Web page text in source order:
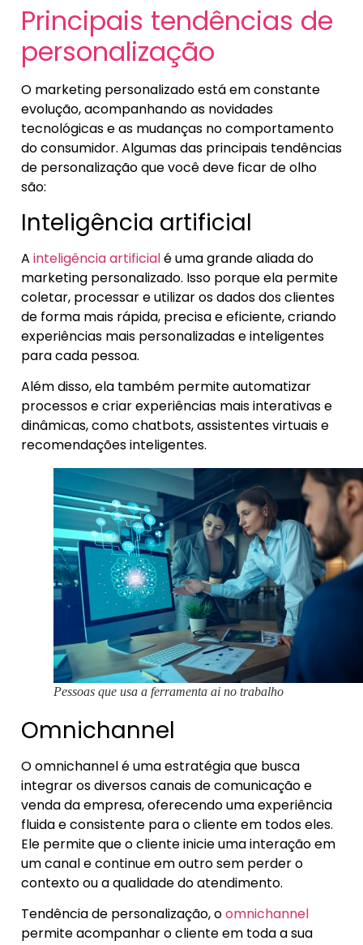
Principais tendências de
personalização
O marketing personalizado está em constante
evolução, acompanhando as novidades
tecnológicas e as mudanças no comportamento
do consumidor. Algumas das principais tendências
de personalização que você deve ficar de olho
são:
Inteligência artificial
A inteligência artificialé uma grande aliada do
marketing personalizado. Isso porque ela permite
coletar, processar e utilizar os dados dos clientes
de forma mais rápida, precisa e eficiente, criando
experiências mais personalizadas e inteligentes
para cada pessoa.
Além disso, ela também permite automatizar
processos e criar experiências mais interativas e
dinâmicas, como chatbots, assistentes virtuais e
recomendações inteligentes.
Pessoas que usa a ferramenta ai no trabalho
Omnichannel
O omnichannel é uma estratégia que busca
integrar os diversos canais de comunicação e
venda da empresa, oferecendo uma experiência
fluida e consistente para o cliente em todos eles.
Ele permite que o cliente inicie uma interação em
um canal e continue em outro sem perder o
contexto ou a qualidade do atendimento.
Tendência de personalização, oomnichannel
permite acompanhar o cliente em toda a sua